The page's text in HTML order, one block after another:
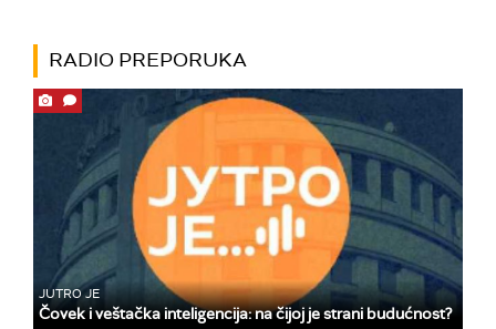
RADIO PREPORUKA
JUTRO JE
Čovek i veštačka inteligencija: na čijoj je strani budućnost?